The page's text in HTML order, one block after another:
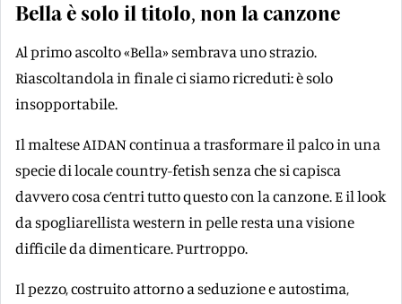
Bella è solo il titolo, non la canzone
Al primo ascolto «Bella» sembrava uno strazio.
Riascoltandola in finale ci siamo ricreduti: è solo
insopportabile.
Il maltese AIDAN continua a trasformare il palco in una
specie di locale country-fetish senza che si capisca
davvero cosa c’entri tutto questo con la canzone. E il look
da spogliarellista western in pelle resta una visione
difficile da dimenticare. Purtroppo.
Il pezzo, costruito attorno a seduzione e autostima,